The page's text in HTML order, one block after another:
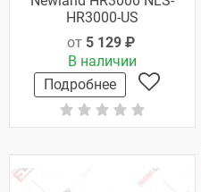
HR3000-US
от 5 129 ₽
В наличии
Подробнее